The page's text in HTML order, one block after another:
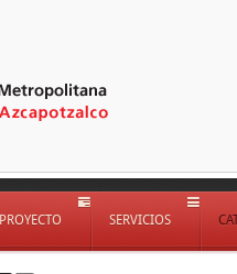
PROYECTO SERVICIOS